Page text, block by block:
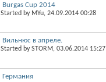
Burgas Cup 2014
Started by MYu, 24.09.2014 00:28
Вильнюс в апреле.
Started bySTORM, 03.06.2014 15:27
Германия